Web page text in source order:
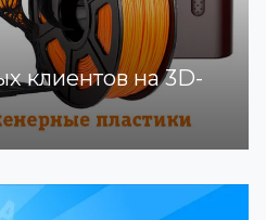
клиентов на 3D-